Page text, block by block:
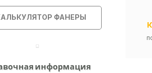
ФАНЕРЫ
информация